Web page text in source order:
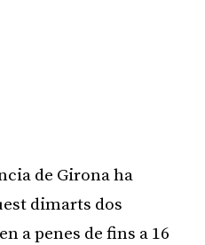
de Girona ha
dimarts dos
a penes de fins a 16